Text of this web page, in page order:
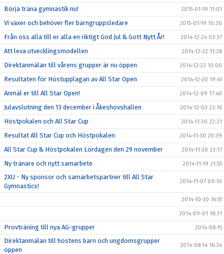
Börja träna gymnastik nu! 2015-01-19 11:01
Vi växer och behöver fler barngruppsledare 2015-01-19 10:30
Från oss alla till er alla en riktigt God Jul & Gott Nytt År! 2014-12-24 03:37
Att leva utvecklingsmodellen 2014-12-22 11:28
Direktanmälan till vårens grupper är nu öppen 2014-12-22 10:00
Resultaten för Höstupplagan av All Star Open 2014-12-20 19:41
Anmäl er till All Star Open! 2014-12-09 17:40
Julavslutning den 13 december i Åkeshovshallen 2014-12-03 22:16
Höstpokalen och All Star Cup 2014-11-30 22:21
Resultat All Star Cup och Höstpokalen 2014-11-30 20:39
All Star Cup & Höstpokalen Lördagen den 29 november 2014-11-20 23:17
Ny tränare och nytt samarbete 2014-11-19 21:55
2XU - Ny sponsor och samarbetspartner till All Star
Gymnastics!
2014-11-07 09:10
2014-10-20 16:51
2014-09-01 18:31
Provträning till nya AG-grupper 2014-08-15
Direktanmälan till höstens barn och ungdomsgrupper
öppen
2014-08-14 16:34